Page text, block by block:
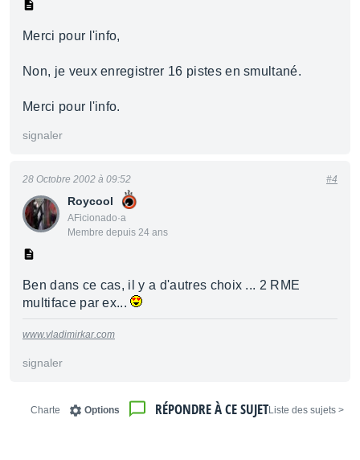
Merci pour l'info,
Non, je veux enregistrer 16 pistes en smultané.
Merci pour l'info.
signaler
Roycool
AFicionado·a
Membre depuis 24 ans
28 Octobre 2002 à 09:52 #4
Ben dans ce cas, il y a d'autres choix ... 2 RME
multiface par ex...
www.vladimirkar.com
signaler
< Liste des sujets
RÉPONDRE À CE SUJET
Options
Charte